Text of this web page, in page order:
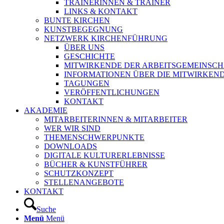
TRAINERINNEN & TRAINER
LINKS & KONTAKT
BUNTE KIRCHEN
KUNSTBEGEGNUNG
NETZWERK KIRCHENFÜHRUNG
ÜBER UNS
GESCHICHTE
MITWIRKENDE DER
INFORMATIONEN ÜBER DIE
TAGUNGEN
VERÖFFENTLICHUNGEN
KONTAKT
AKADEMIE
MITARBEITERINNEN & MITARBEITER
WER WIR SIND
THEMENSCHWERPUNKTE
DOWNLOADS
DIGITALE KULTURERLEBNISSE
BÜCHER & KUNSTFÜHRER
SCHUTZKONZEPT
STELLENANGEBOTE
KONTAKT
Suche
Menü Menü